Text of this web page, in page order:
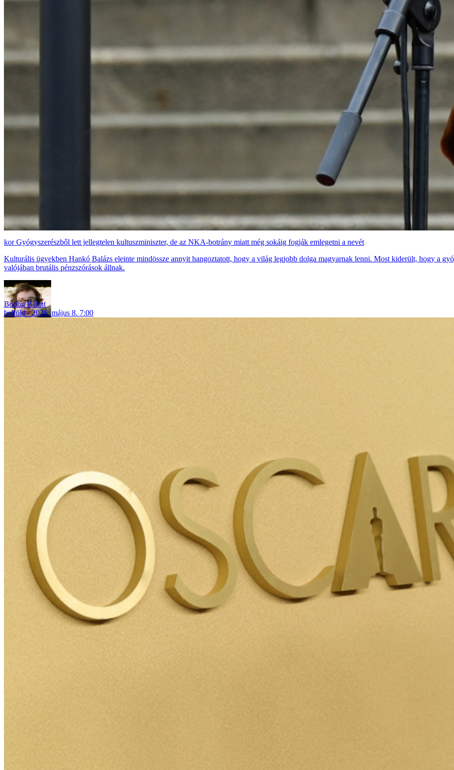
Gyógyszerészből lett jellegtelen kultuszminiszter, de az NKA-botrány miatt még sokáig fogják emlegetni a nevét
Kulturális ügyekben Hankó Balázs eleinte mindössze annyit hangoztatott, hogy a világ legjobb dolga magyarnak lenni. Most kiderült, hogy a
valójában brutális pénzszórások állnak.
Bódog Bálint
belföld
2026. május 8. 7:00